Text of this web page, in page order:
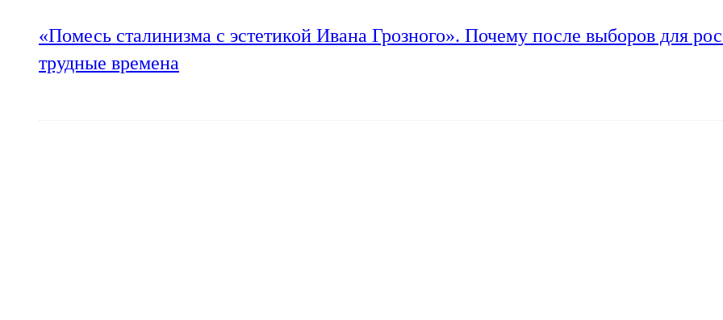
«Помесь сталинизма с эстетикой Ивана Грозного». Почему после выборов для
трудные времена